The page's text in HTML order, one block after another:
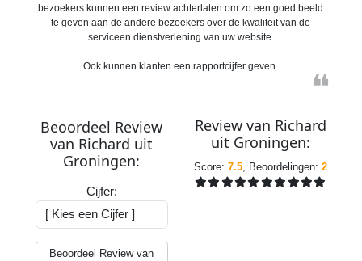
bezoekers kunnen een review achterlaten om zo een goed beeld
te geven aan de andere bezoekers over de kwaliteit van de
serviceen dienstverlening van uw website.
Ook kunnen klanten een rapportcijfer geven.
❝
Beoordeel Review
van Richard uit
Groningen:
Cijfer:
Beoordeel Review van
Review van Richard
uit Groningen:
Score: 7.5, Beoordelingen: 2